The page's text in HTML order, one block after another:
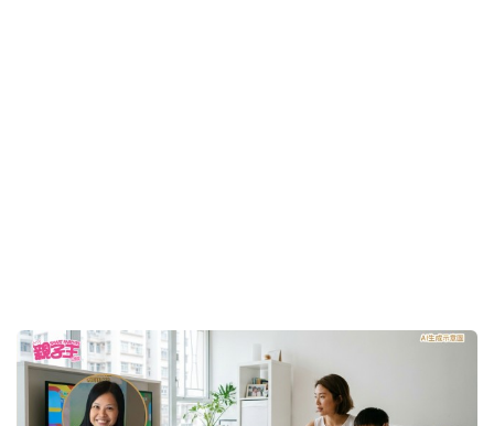
線上合唱團成員女生 音樂體育雙軌發展 分享當時間
管理大師之道